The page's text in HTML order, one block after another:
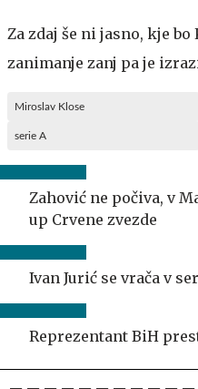
Za zdaj še ni jasno, kje
zanimanje zanj pa je
Miroslav Klose
serie A
Zahović ne počiva, v
up Crvene zvezde
Ivan Jurić se vrača v
Reprezentant BiH